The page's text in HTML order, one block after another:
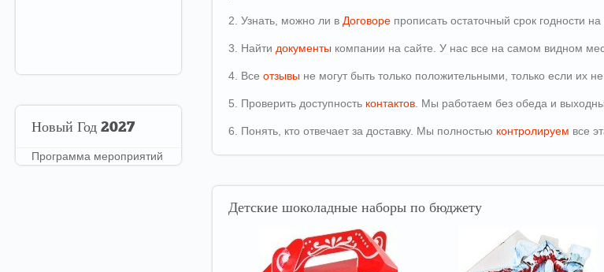
2. Узнать, можно ли в Договоре прописать остаточный срок годности
3. Найти документы компании на сайте. У нас все на самом видном
4. Все отзывы не могут быть только положительными, только если их
5. Проверить доступность контактов . Мы работаем без обеда и
6. Понять, кто отвечает за доставку. Мы полностью контролируем все
Детские шоколадные наборы по бюджету
Новый Год 2027
Программа мероприятий